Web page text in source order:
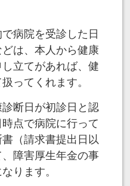
病院を受診した日
は、本人から健康
立てがあれば、健
ってくれます。
断日が初診日と認
点で病院に行って
（請求書提出日以
障害厚生年金の事
ります。